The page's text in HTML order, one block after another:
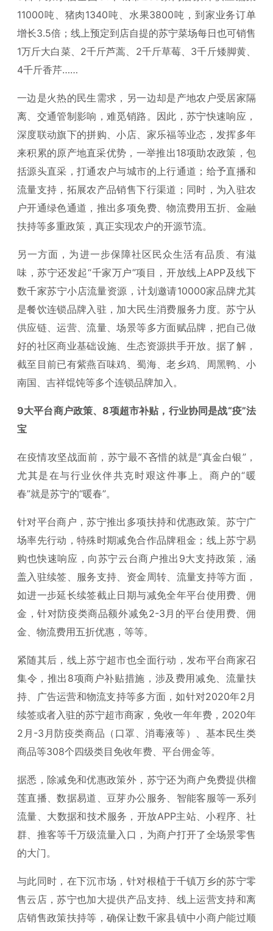
11000吨、猪肉1340吨、水果3800吨，到家业务订单
增长3.5倍；线上预定到店自提的苏宁菜场每日也可销售
1万斤大白菜、2千斤芦蒿、2千斤草莓、3千斤矮脚黄、
4千斤香芹……
一边是火热的民生需求，另一边却是产地农户受居家隔
离、交通管制影响，难觅销路。因此，苏宁快速响应，
深度联动旗下的拼购、小店、家乐福等业态，发挥多年
来积累的原产地直采优势，一举推出18项助农政策，包
括源头直采，打通农户与城市的上行通道；给予直播和
流量支持，拓展农产品销售下行渠道；同时，为入驻农
户开通绿色通道，推出多项免费、物流费用五折、金融
扶持等多重政策，真正实现农户的开源节流。
另一方面，为进一步保障社区民众生活有品质、有滋
味，苏宁还发起“千家万户”项目，开放线上APP及线下
数千家苏宁小店流量资源，计划邀请10000家品牌尤其
是餐饮连锁品牌入驻，加大民生消费服务力度。苏宁从
供应链、运营、流量、场景等多方面赋品牌，把自己做
好的社区商业基础设施、生态资源拱手开放。据了解，
截至目前已有紫燕百味鸡、蜀海、老乡鸡、周黑鸭、小
南国、吉祥馄饨等多个连锁品牌加入。
9大平台商户政策、8项超市补贴，行业协同是战“疫”法
宝
在疫情攻坚战面前，苏宁最不吝惜的就是“真金白银”，
尤其是在与行业伙伴共克时艰这件事上。商户的“暖
春”就是苏宁的“暖春”。
针对平台商户，苏宁推出多项扶持和优惠政策。苏宁广
场率先行动，特殊时期减免合作品牌租金；线上苏宁易
购也快速响应，向苏宁云台商户推出9大支持政策，涵
盖入驻续签、服务支持、资金周转、流量支持等方面，
如进一步延长续签截止日期与减免全年平台使用费、佣
金，针对防疫类商品额外减免2-3月的平台使用费、佣
金、物流费用五折优惠，等等。
紧随其后，线上苏宁超市也全面行动，发布平台商家召
集令，推出8项商户补贴措施，涉及费用减免、流量扶
持、广告运营和物流支持等多方面，如针对2020年2月
续签或者入驻的苏宁超市商家，免收一年年费，2020年
2月-3月防疫类商品（口罩、消毒液等）、基本民生类
商品等308个四级类目免收年费、平台佣金等。
据悉，除减免和优惠政策外，苏宁还为商户免费提供榴
莲直播、数据易道、豆芽办公服务、智能客服等一系列
流量、大数据和技术服务，开放APP主站、小程序、社
群、推客等千万级流量入口，为商户打开了全场景零售
的大门。
与此同时，在下沉市场，针对根植于千镇万乡的苏宁零
售云店，苏宁也加大提供产品支持、线上运营支持和离
店销售政策扶持等，确保让数千家县镇中小商户能过顺